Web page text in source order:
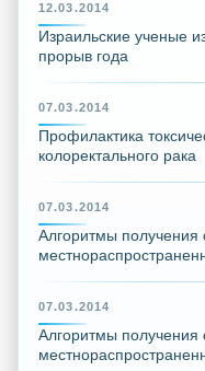
12.03.2014
Израильские ученые
прорыв года
07.03.2014
Профилактика
колоректального рака
07.03.2014
Алгоритмы получения
07.03.2014
Алгоритмы получения